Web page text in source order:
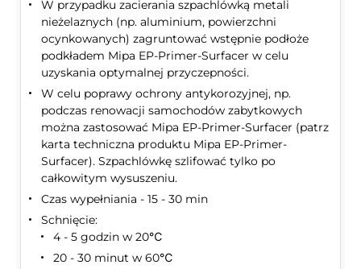
W przypadku zacierania szpachlówką metali
nieżelaznych (np. aluminium, powierzchni
ocynkowanych) zagruntować wstępnie podłoże
podkładem Mipa EP-Primer-Surfacer w celu
uzyskania optymalnej przyczepności.
W celu poprawy ochrony antykorozyjnej, np.
podczas renowacji samochodów zabytkowych
można zastosować Mipa EP-Primer-Surfacer (patrz
karta techniczna produktu Mipa EP-Primer-
Surfacer). Szpachlówkę szlifować tylko po
całkowitym wysuszeniu.
Czas wypełniania - 15 - 30 min
Schnięcie:
4 - 5 godzin w 20℃
20 - 30 minut w 60℃